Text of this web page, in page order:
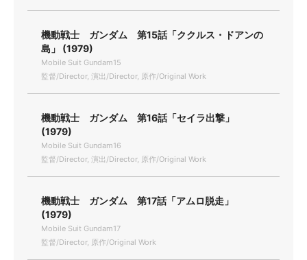
機動戦士 ガンダム 第15話「ククルス・ドアンの
島」 (1979)
Mobile Suit Gundam15
監督/Director, 演出/Director, 原作/Original Work
機動戦士 ガンダム 第16話「セイラ出撃」
(1979)
Mobile Suit Gundam16
監督/Director, 演出/Director, 原作/Original Work
機動戦士 ガンダム 第17話「アムロ脱走」
(1979)
Mobile Suit Gundam17
監督/Director, 原作/Original Work